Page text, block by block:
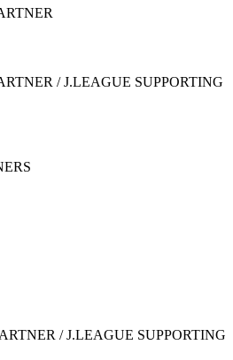
/ J.LEAGUE SUPPORTING
/ J.LEAGUE SUPPORTING